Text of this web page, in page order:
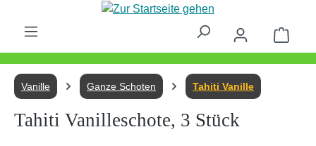
Zum Hauptinhalt springen
Vanille Ganze Schoten Tahiti Vanille
Tahiti Vanilleschote, 3 Stück